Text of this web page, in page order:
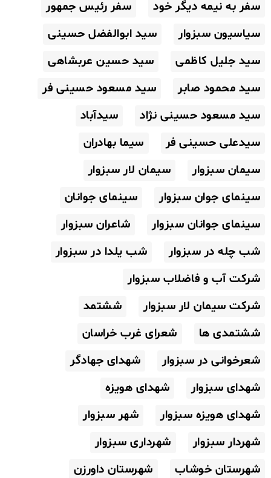
سفر به نیمه دیگر خود
سفر رئیس جمهور
سیاسیون سبزوار
سید ابوالفضل حسینی
سید جلیل کاظمی
سید حسین عربشاهی
سید محمود صابر
سید مسعود حسینی فر
سید مسعود حسینی نژاد
سیدآباد
سیدعلی حسینی فر
سیما بهادران
سیمان سبزوار
سیمان لار سبزوار
سینمای جوان سبزوار
سینمای جوانان
سینمای جوانان سبزوار
شاعران سبزوار
شب چله در سبزوار
شب یلدا در سبزوار
شرکت آب و فاضلاب سبزوار
شرکت سیمان لار سبزوار
ششتمد
ششتمدی ها
شعرای غرب خراسان
شعرخوانی در سبزوار
شهدای جهادگر
شهدای سبزوار
شهدای هویزه
شهدای هویزه سبزوار
شهر سبزوار
شهردار سبزوار
شهرداری سبزوار
شهرستان خوشاب
شهرستان داورزن